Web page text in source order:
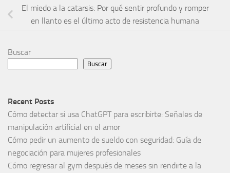
El miedo a la catarsis: Por qué sentir profundo y romper
en llanto es el último acto de resistencia humana
Buscar
Buscar
Recent Posts
Cómo detectar si usa ChatGPT para escribirte: Señales de
manipulación artificial en el amor
Cómo pedir un aumento de sueldo con seguridad: Guía de
negociación para mujeres profesionales
Cómo regresar al gym después de meses sin rendirte a la